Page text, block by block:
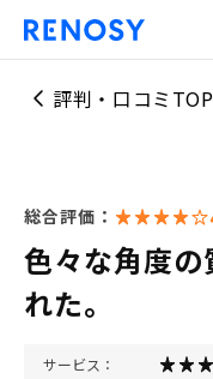
評判・口コミ
総合評価：
色々な角度の
れた。
サービス：